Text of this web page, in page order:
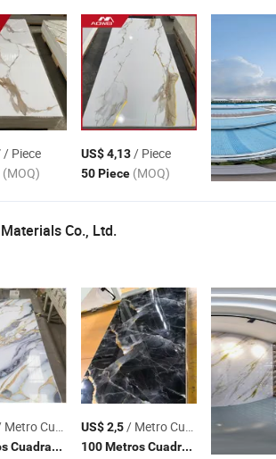
PVC , suelo SPC , piedra PU ,
/ Piece
(MOQ)
US$ 4,13/ Piece
50 Piece (MOQ)
Co., Ltd.
de PU , tablero de rejilla de WPC , suelo SPC
Cuadrado
50 Metros Cuadrados (MOQ)
US$ 2,5/ Metro Cuadrado
100 Metros Cuadrados